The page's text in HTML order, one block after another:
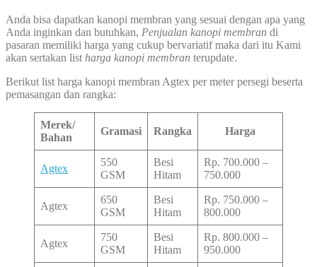
Anda bisa dapatkan kanopi membran yang sesuai dengan apa yang
Anda inginkan dan butuhkan, Penjualan kanopi membran di
pasaran memiliki harga yang cukup bervariatif maka dari itu Kami
akan sertakan list harga kanopi membran terupdate.
Berikut list harga kanopi membran Agtex per meter persegi beserta
pemasangan dan rangka:
Merek/
Bahan
Gramasi Rangka Harga
Agtex
550
GSM
Besi
Hitam
Rp. 700.000 –
750.000
Agtex
650
GSM
Besi
Hitam
Rp. 750.000 –
800.000
Agtex
750
GSM
Besi
Hitam
Rp. 800.000 –
950.000